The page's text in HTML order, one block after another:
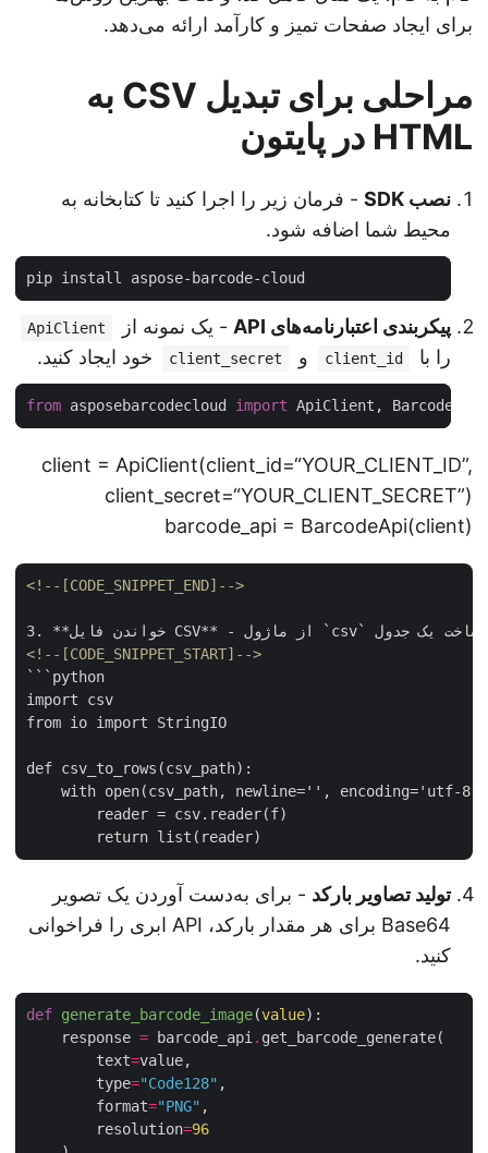
برای ایجاد صفحات تمیز و کارآمد ارائه می‌دهد.
مراحلی برای تبدیل CSV به
HTML در پایتون
نصب SDK
- فرمان زیر را اجرا کنید تا کتابخانه به
محیط شما اضافه شود.
پیکربندی اعتبارنامه‌های API - یک نمونه از ApiClient
را با client_id و client_secret خود ایجاد کنید.
from asposebarcodecloud import
client = ApiClient(client_id=“YOUR_CLIENT_ID”,
client_secret=“YOUR_CLIENT_SECRET”)
barcode_api = BarcodeApi(client)
<!--[CODE_SNIPPET_END]-->
<!--[CODE_SNIPPET_START]-->
```python
import csv
from io import StringIO
def csv_to_rows(csv_path):
with open(csv_path, newline='', encoding='utf-
        reader = csv.reader(f)
تولید تصاویر بارکد- برای به‌دست آوردن یک تصویر
Base64 برای هر مقدار بارکد، API ابری را فراخوانی
کنید.
def generate_barcode_image(value ):
    response
barcode_api.
        text
=
        type
="Code128"
        format
="PNG"
        resolution
=96